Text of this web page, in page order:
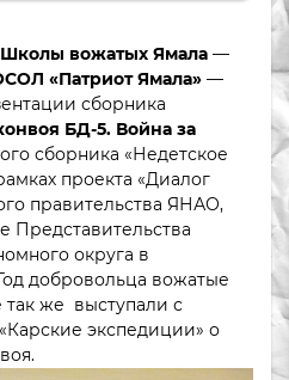
Школы вожатых Ямала —
«Патриот Ямала» —
сборника
БД-5. Война за
сборника «Недетское
проекта «Диалог
правительства ЯНАО,
Представительства
округа в
добровольца вожатые
же выступали с
экспедиции» о